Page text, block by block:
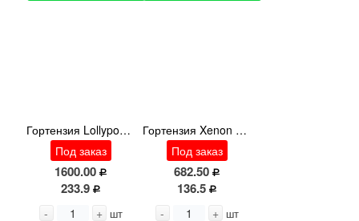
Гортензия Lollypop Blue
Под заказ
1600.00
233.9
- + шт
Гортензия Xenon Paars
Под заказ
682.50
136.5
- + шт